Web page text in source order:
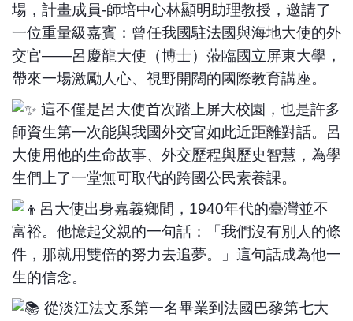
場，計畫成員-師培中心林顯明助理教授，邀請了
一位重量級嘉賓：曾任我國駐法國與海地大使的外
交官——呂慶龍大使（博士）蒞臨國立屏東大學，
帶來一場激勵人心、視野開闊的國際教育講座。
這不僅是呂大使首次踏上屏大校園，也是許多
師資生第一次能與我國外交官如此近距離對話。呂
大使用他的生命故事、外交歷程與歷史智慧，為學
生們上了一堂無可取代的跨國公民素養課。
呂大使出身嘉義鄉間，1940年代的臺灣並不
富裕。他憶起父親的一句話：「我們沒有別人的條
件，那就用雙倍的努力去追夢。」這句話成為他一
生的信念。
從淡江法文系第一名畢業到法國巴黎第七大